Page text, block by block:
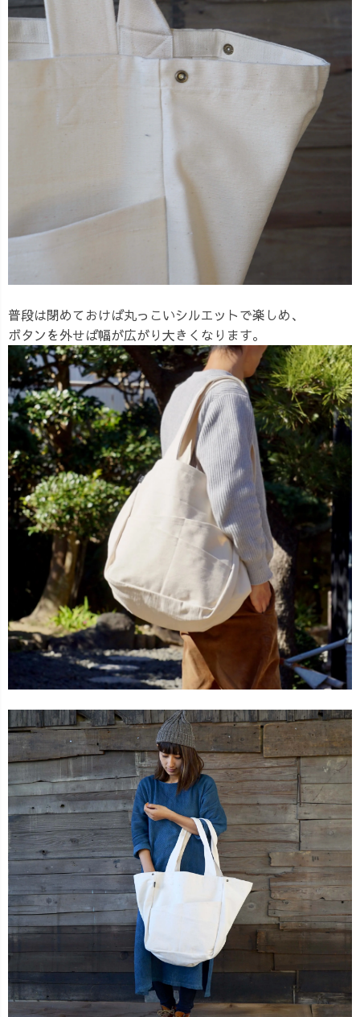
普段は閉めておけば丸っこいシルエットで楽しめ、
ボタンを外せば幅が広がり大きくなります。